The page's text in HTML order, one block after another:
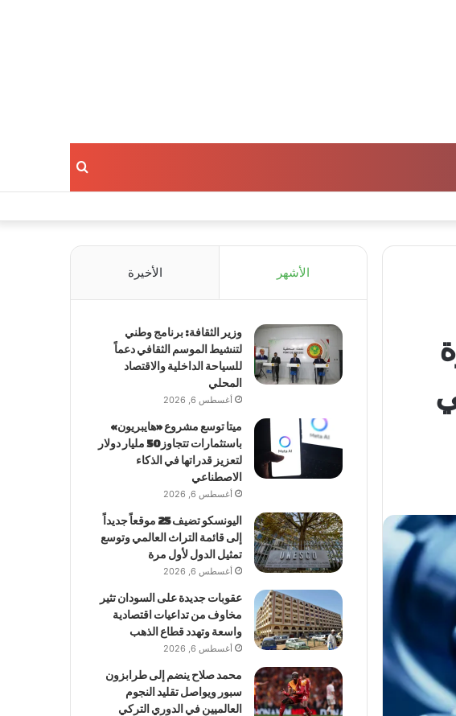
بحث
الأشهر الأخيرة
وزير الثقافة: برنامج وطني
لتنشيط الموسم الثقافي دعماً
للسياحة الداخلية والاقتصاد
المحلي
أغسطس 6, 2026
ميتا توسع مشروع «هايبريون»
باستثمارات تتجاوز 50 مليار دولار
لتعزيز قدراتها في الذكاء
الاصطناعي
أغسطس 6, 2026
اليونسكو تضيف 25 موقعاً جديداً
إلى قائمة التراث العالمي وتوسع
تمثيل الدول لأول مرة
أغسطس 6, 2026
عقوبات جديدة على السودان تثير
مخاوف من تداعيات اقتصادية
واسعة وتهدد قطاع الذهب
أغسطس 6, 2026
محمد صلاح ينضم إلى طرابزون
سبور ويواصل تقليد النجوم
العالميين في الدوري التركي